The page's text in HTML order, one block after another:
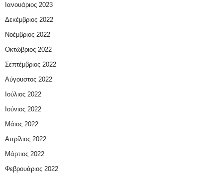
Ιανουάριος 2023
Δεκέμβριος 2022
Νοέμβριος 2022
Οκτώβριος 2022
Σεπτέμβριος 2022
Αύγουστος 2022
Ιούλιος 2022
Ιούνιος 2022
Μάιος 2022
Απρίλιος 2022
Μάρτιος 2022
Φεβρουάριος 2022